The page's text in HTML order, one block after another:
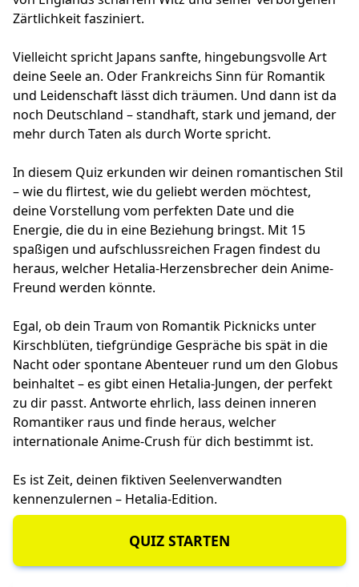
Zärtlichkeit fasziniert.
Vielleicht spricht Japans sanfte, hingebungsvolle Art
deine Seele an. Oder Frankreichs Sinn für Romantik
und Leidenschaft lässt dich träumen. Und dann ist da
noch Deutschland – standhaft, stark und jemand, der
mehr durch Taten als durch Worte spricht.
In diesem Quiz erkunden wir deinen romantischen Stil
– wie du flirtest, wie du geliebt werden möchtest,
deine Vorstellung vom perfekten Date und die
Energie, die du in eine Beziehung bringst. Mit 15
spaßigen und aufschlussreichen Fragen findest du
heraus, welcher Hetalia-Herzensbrecher dein Anime-
Freund werden könnte.
Egal, ob dein Traum von Romantik Picknicks unter
Kirschblüten, tiefgründige Gespräche bis spät in die
Nacht oder spontane Abenteuer rund um den Globus
beinhaltet – es gibt einen Hetalia-Jungen, der perfekt
zu dir passt. Antworte ehrlich, lass deinen inneren
Romantiker raus und finde heraus, welcher
internationale Anime-Crush für dich bestimmt ist.
Es ist Zeit, deinen fiktiven Seelenverwandten
kennenzulernen – Hetalia-Edition.
QUIZ STARTEN